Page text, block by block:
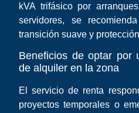
kVA trifásico por
servidores, se
transición suave y
Beneficios de optar por
de alquiler en la zona
El servicio de renta
proyectos temporales o